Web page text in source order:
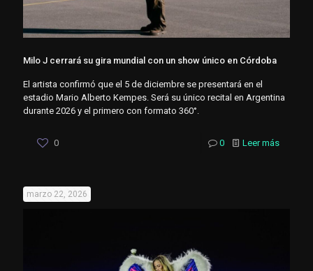
Milo J cerrará su gira mundial con un show único en Córdoba
El artista confirmó que el 5 de diciembre se presentará en el
estadio Mario Alberto Kempes. Será su único recital en Argentina
durante 2026 y el primero con formato 360°.
0 0 Leer más
marzo 22, 2026